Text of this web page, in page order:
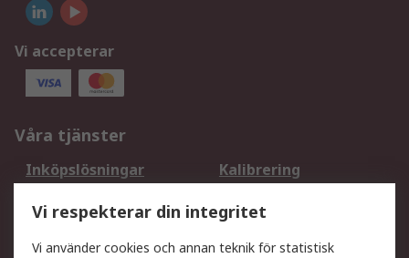
Vi accepterar
Våra tjänster
Inköpslösningar
Kalibrering
DesignSpark
Teknisk Support
Ditt lokala säljteam
Exportlösningar
Vi respekterar din integritet
Vi använder cookies och annan teknik för statistisk